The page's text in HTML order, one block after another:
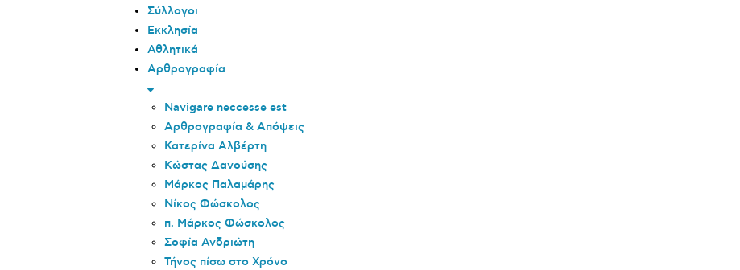
Σύλλογοι
Εκκλησία
Αθλητικά
Αρθρογραφία
Navigare neccesse est
Αρθρογραφία & Απόψεις
Κατερίνα Αλβέρτη
Κώστας Δανούσης
Μάρκος Παλαμάρης
Νίκος Φώσκολος
π. Μάρκος Φώσκολος
Σοφία Ανδριώτη
Τήνος πίσω στο Χρόνο